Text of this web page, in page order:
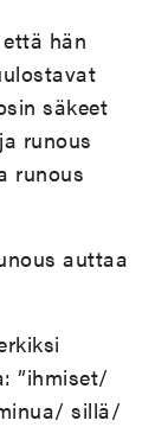
hän
säkeet
runous
runous
auttaa
”ihmiset/
sillä/